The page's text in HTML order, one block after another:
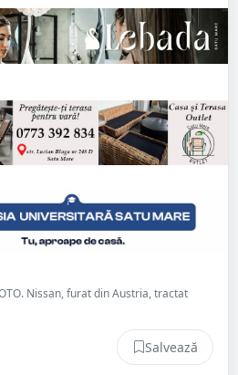
Nissan, furat din Austria, tractat
Salvează